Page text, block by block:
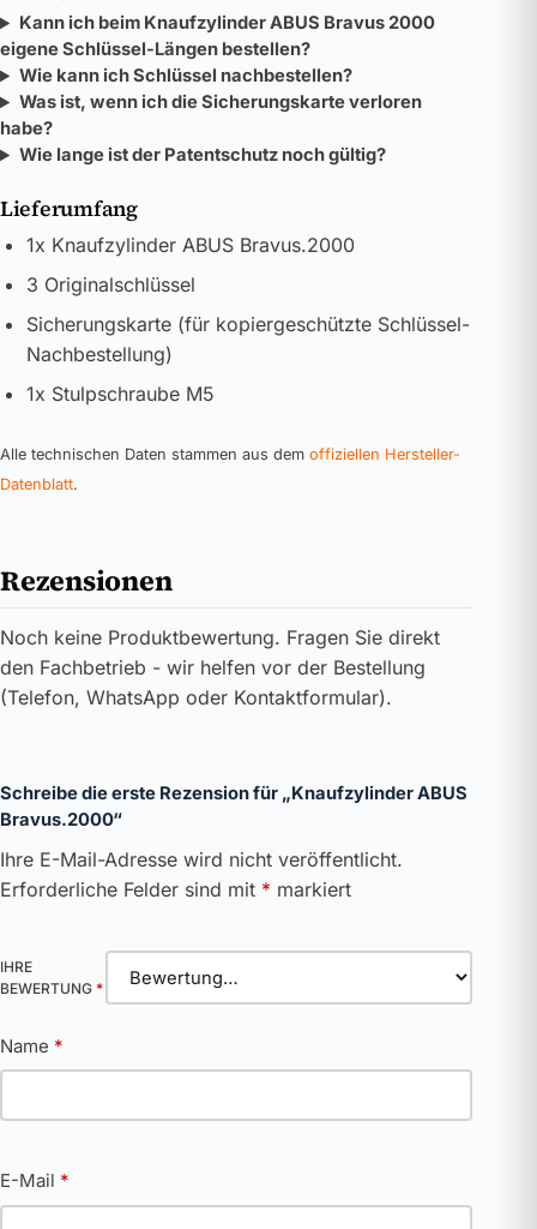
Kann ich beim Knaufzylinder ABUS Bravus 2000
eigene Schlüssel-Längen bestellen?
Wie kann ich Schlüssel nachbestellen?
Was ist, wenn ich die Sicherungskarte verloren
habe?
Wie lange ist der Patentschutz noch gültig?
Lieferumfang
1x Knaufzylinder ABUS Bravus.2000
3 Originalschlüssel
Sicherungskarte (für kopiergeschützte Schlüssel-
Nachbestellung)
1x Stulpschraube M5
Alle technischen Daten stammen aus dem offiziellen Hersteller-
Datenblatt.
Rezensionen
Noch keine Produktbewertung. Fragen Sie direkt
den Fachbetrieb - wir helfen vor der Bestellung
(Telefon, WhatsApp oder Kontaktformular).
Schreibe die erste Rezension für „Knaufzylinder ABUS
Bravus.2000“
Ihre E-Mail-Adresse wird nicht veröffentlicht.
Erforderliche Felder sind mit * markiert
IHRE
BEWERTUNG *
Name *
E-Mail *